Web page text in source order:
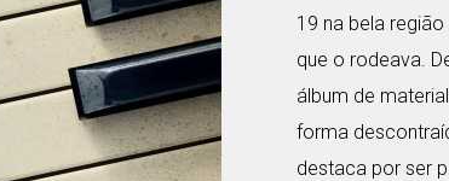
19 na bela
que o rodeava.
álbum de
forma
destaca por ser